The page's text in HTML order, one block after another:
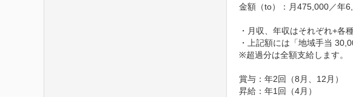
金額（to）：月475,000／年
・月収、年収はそれぞれ+各
・上記額には「地域手当
※超過分は全額支給します。
賞与：年2回（8月、12月）
昇給：年1回（4月）